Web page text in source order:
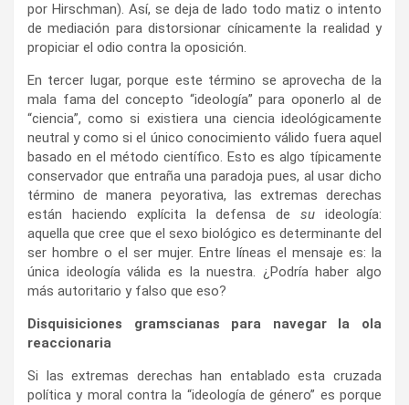
por Hirschman). Así, se deja de lado todo matiz o intento
de mediación para distorsionar cínicamente la realidad y
propiciar el odio contra la oposición.
En tercer lugar, porque este término se aprovecha de la
mala fama del concepto “ideología” para oponerlo al de
“ciencia”, como si existiera una ciencia ideológicamente
neutral y como si el único conocimiento válido fuera aquel
basado en el método científico. Esto es algo típicamente
conservador que entraña una paradoja pues, al usar dicho
término de manera peyorativa, las extremas derechas
están haciendo explícita la defensa desu ideología:
aquella que cree que el sexo biológico es determinante del
ser hombre o el ser mujer. Entre líneas el mensaje es: la
única ideología válida es la nuestra. ¿Podría haber algo
más autoritario y falso que eso?
Disquisiciones gramscianas para navegar la ola
reaccionaria
Si las extremas derechas han entablado esta cruzada
política y moral contra la “ideología de género” es porque